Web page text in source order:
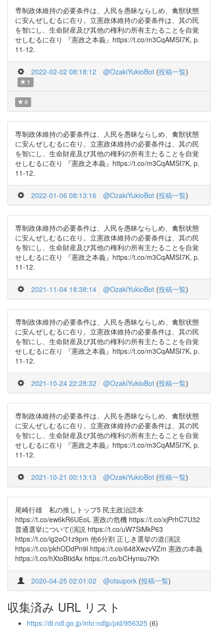
専制政体維持の必要条件は、人民を愚昧ならしめ、禽獣状態
に安んぜしむるに在り。立憲政体維持の必要条件は、其の民
を智にし、生命財産及び其他の権利の所有主たることを自覚
せしむるに在り 『憲政之本義』https://t.co/m3CqAMSI7K, p.
11-12.
2022-02-02 08:18:12 @OzakiYukioBot (投稿一覧)
1
0
専制政体維持の必要条件は、人民を愚昧ならしめ、禽獣状態
に安んぜしむるに在り。立憲政体維持の必要条件は、其の民
を智にし、生命財産及び其他の権利の所有主たることを自覚
せしむるに在り 『憲政之本義』https://t.co/m3CqAMSI7K, p.
11-12.
2022-01-06 08:13:16 @OzakiYukioBot (投稿一覧)
専制政体維持の必要条件は、人民を愚昧ならしめ、禽獣状態
に安んぜしむるに在り。立憲政体維持の必要条件は、其の民
を智にし、生命財産及び其他の権利の所有主たることを自覚
せしむるに在り 『憲政之本義』https://t.co/m3CqAMSI7K, p.
11-12.
2021-11-04 18:38:14 @OzakiYukioBot (投稿一覧)
専制政体維持の必要条件は、人民を愚昧ならしめ、禽獣状態
に安んぜしむるに在り。立憲政体維持の必要条件は、其の民
を智にし、生命財産及び其他の権利の所有主たることを自覚
せしむるに在り 『憲政之本義』https://t.co/m3CqAMSI7K, p.
11-12.
2021-10-24 22:28:32 @OzakiYukioBot (投稿一覧)
専制政体維持の必要条件は、人民を愚昧ならしめ、禽獣状態
に安んぜしむるに在り。立憲政体維持の必要条件は、其の民
を智にし、生命財産及び其他の権利の所有主たることを自覚
せしむるに在り 『憲政之本義』https://t.co/m3CqAMSI7K, p.
11-12.
2021-10-21 00:13:13 @OzakiYukioBot (投稿一覧)
尾崎行雄 私の推しトップ5 民主政治読本
https://t.co/ew6kR6UEoL 憲政の危機 https://t.co/xjPrhC7U32
普通選挙について(演説 https://t.co/uW7SiMkP63
https://t.co/ig2oO1z9pm 他6分割 正しき選挙の道(演説
https://t.co/pkhODdPn9l https://t.co/648XwzvVZm 憲政の本義
https://t.co/hXtoBtidAx https://t.co/bCHynsu7Kh
2020-04-25 02:01:02 @otsupork (投稿一覧)
収集済み URL リスト
https://dl.ndl.go.jp/info:ndljp/pid/956325 (6)